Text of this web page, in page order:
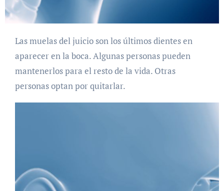
Las muelas del juicio son los últimos dientes en
aparecer en la boca. Algunas personas pueden
mantenerlos para el resto de la vida. Otras
personas optan por quitarlar.